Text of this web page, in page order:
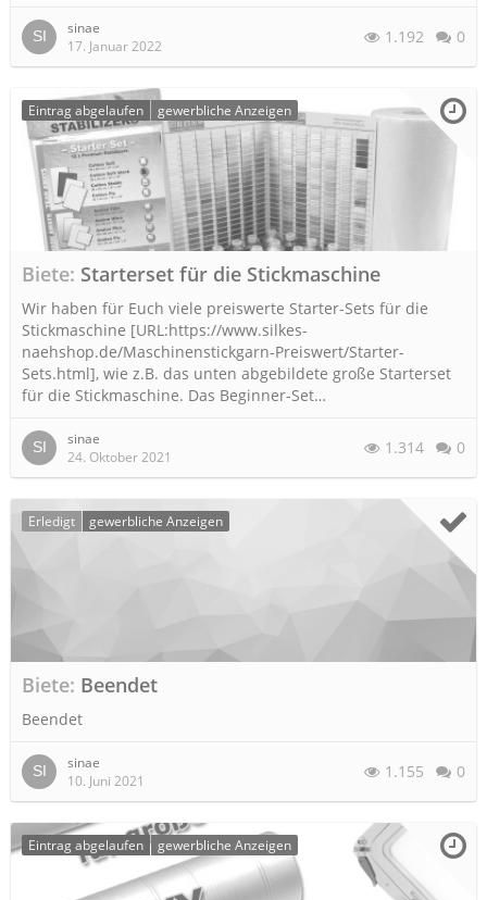
sinae
17. Januar 2022
1.192 0
Eintrag abgelaufen gewerbliche Anzeigen
Biete Starterset für die Stickmaschine
Wir haben für Euch viele preiswerte Starter-Sets für die
Stickmaschine [URL:https://www.silkes-
naehshop.de/Maschinenstickgarn-Preiswert/Starter-
Sets.html], wie z.B. das unten abgebildete große Starterset
für die Stickmaschine. Das Beginner-Set…
sinae
24. Oktober 2021
1.314 0
Erledigt gewerbliche Anzeigen
Biete Beendet
Beendet
sinae
10. Juni 2021
1.155 0
Eintrag abgelaufen gewerbliche Anzeigen